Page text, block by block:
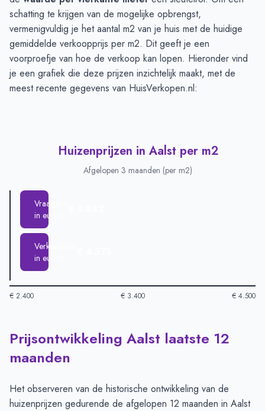
Vraagprijs in euro's
€ 436.750
Verkoopprijs in euro's
€ 478.000
schatting te krijgen van de mogelijke opbrengst,
vermenigvuldig je het aantal m2 van je huis met de huidige
gemiddelde verkoopprijs per m2. Dit geeft je een
voorproefje van hoe de verkoop kan lopen. Hieronder vind
je een grafiek die deze prijzen inzichtelijk maakt, met de
meest recente gegevens van HuisVerkopen.nl:
Huizenprijzen in Aalst per m2
Afgelopen 3 maanden (per m2)
Vraagprijs
in euro's
Verkoopprijs
in euro's
€ 2.400 € 3.400 € 4.500
Huizenprijzen in Aalst per m2 - Afgelopen 3 maanden (per m2)
Vraagprijs in euro's
Verkoopprijs in euro's
€ 4.378
Prijsontwikkeling Aalst laatste 12
maanden
Het observeren van de historische ontwikkeling van de
huizenprijzen gedurende de afgelopen 12 maanden in Aalst